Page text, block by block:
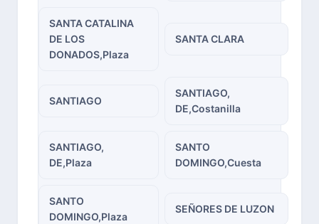
SANTA CATALINA
DE LOS
DONADOS,Plaza
SANTA CLARA
SANTIAGO
SANTIAGO,
DE,Costanilla
SANTIAGO,
DE,Plaza
SANTO
DOMINGO,Cuesta
SANTO
DOMINGO,Plaza
SEÑORES DE LUZON